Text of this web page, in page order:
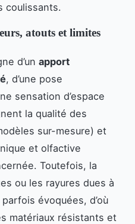
coulissants.
atouts et limites
d’un apport
, d’une pose
sensation d’espace
la qualité des
sur-mesure) et
et olfactive
Toutefois, la
ou les rayures dues à
évoquées, d’où
matériaux résistants et